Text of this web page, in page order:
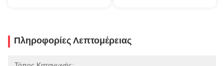
Πληροφορίες Λεπτομέρειας